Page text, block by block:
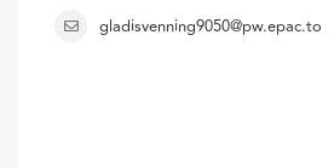
gladisvenning9050@pw.epac.to